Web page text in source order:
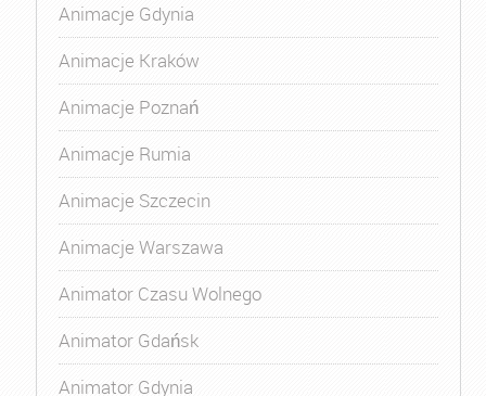
Animacje Gdynia
Animacje Kraków
Animacje Poznań
Animacje Rumia
Animacje Szczecin
Animacje Warszawa
Animator Czasu Wolnego
Animator Gdańsk
Animator Gdynia